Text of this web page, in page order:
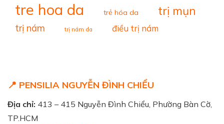
tre hoa da trẻ hóa da trị mụn
trị nám trị nám da điều trị nám
📍 PENSILIA NGUYỄN ĐÌNH CHIỂU
Địa chỉ: 413 – 415 Nguyễn Đình Chiểu, Phường Bàn Cờ,
TP.HCM